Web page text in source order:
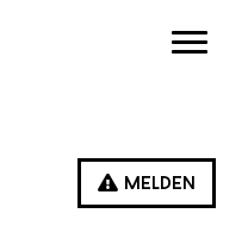
Melden